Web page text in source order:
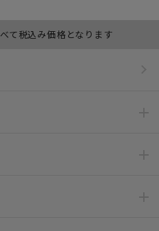
て税込み価格となります